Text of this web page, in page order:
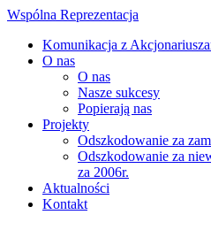
Wspólna Reprezentacja
Komunikacja z
O nas
O nas
Nasze sukcesy
Popierają nas
Projekty
Odszkodowanie za
Odszkodowanie za
za 2006r.
Aktualności
Kontakt